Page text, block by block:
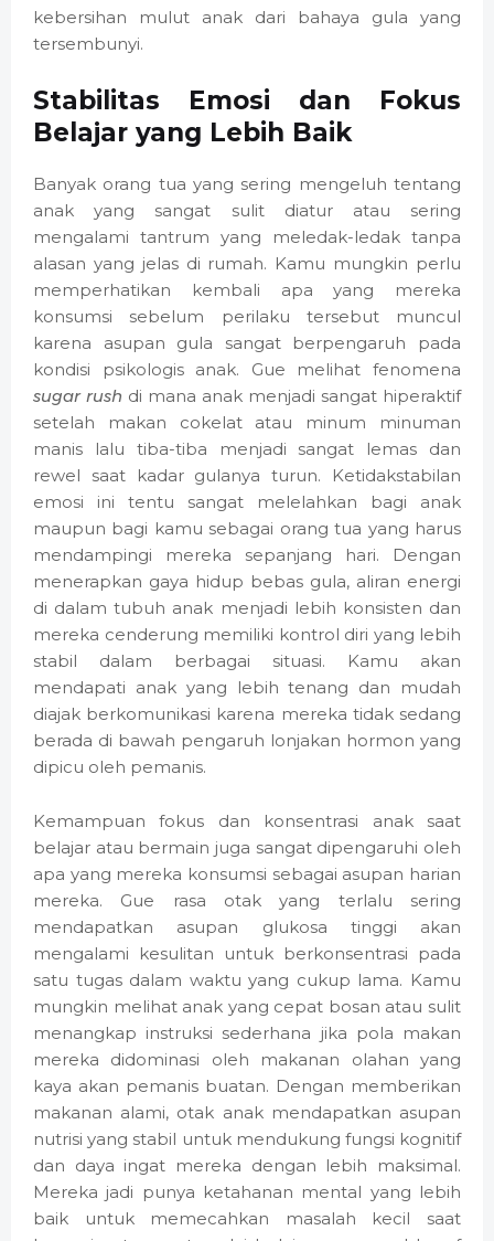
kebersihan mulut anak dari bahaya gula yang
tersembunyi.
Stabilitas Emosi dan Fokus
Belajar yang Lebih Baik
Banyak orang tua yang sering mengeluh tentang
anak yang sangat sulit diatur atau sering
mengalami tantrum yang meledak-ledak tanpa
alasan yang jelas di rumah. Kamu mungkin perlu
memperhatikan kembali apa yang mereka
konsumsi sebelum perilaku tersebut muncul
karena asupan gula sangat berpengaruh pada
kondisi psikologis anak. Gue melihat fenomena
sugar rush di mana anak menjadi sangat hiperaktif
setelah makan cokelat atau minum minuman
manis lalu tiba-tiba menjadi sangat lemas dan
rewel saat kadar gulanya turun. Ketidakstabilan
emosi ini tentu sangat melelahkan bagi anak
maupun bagi kamu sebagai orang tua yang harus
mendampingi mereka sepanjang hari. Dengan
menerapkan gaya hidup bebas gula, aliran energi
di dalam tubuh anak menjadi lebih konsisten dan
mereka cenderung memiliki kontrol diri yang lebih
stabil dalam berbagai situasi. Kamu akan
mendapati anak yang lebih tenang dan mudah
diajak berkomunikasi karena mereka tidak sedang
berada di bawah pengaruh lonjakan hormon yang
dipicu oleh pemanis.
Kemampuan fokus dan konsentrasi anak saat
belajar atau bermain juga sangat dipengaruhi oleh
apa yang mereka konsumsi sebagai asupan harian
mereka. Gue rasa otak yang terlalu sering
mendapatkan asupan glukosa tinggi akan
mengalami kesulitan untuk berkonsentrasi pada
satu tugas dalam waktu yang cukup lama. Kamu
mungkin melihat anak yang cepat bosan atau sulit
menangkap instruksi sederhana jika pola makan
mereka didominasi oleh makanan olahan yang
kaya akan pemanis buatan. Dengan memberikan
makanan alami, otak anak mendapatkan asupan
nutrisi yang stabil untuk mendukung fungsi kognitif
dan daya ingat mereka dengan lebih maksimal.
Mereka jadi punya ketahanan mental yang lebih
baik untuk memecahkan masalah kecil saat